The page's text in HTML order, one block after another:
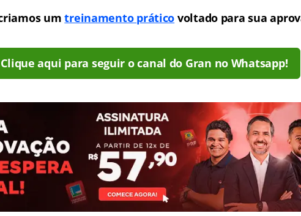
umtreinamento prático voltado para sua
Clique aqui para seguir o canal do Gran no Whatsapp!